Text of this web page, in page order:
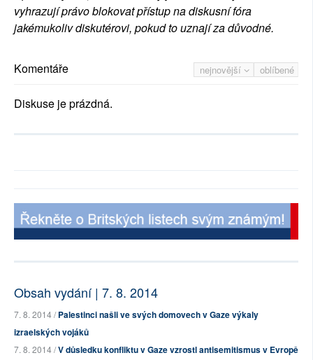
vyhrazují právo blokovat přístup na diskusní fóra
jakémukoliv diskutérovi, pokud to uznají za důvodné.
nejnovější oblíbené
Komentáře
Diskuse je prázdná.
Obsah vydání | 7. 8. 2014
7. 8. 2014 /Palestinci našli ve svých domovech v Gaze výkaly
izraelských vojáků
7. 8. 2014 /V důsledku konfliktu v Gaze vzrostl antisemitismus v Evropě